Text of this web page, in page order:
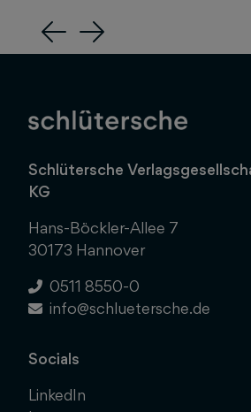
Previous
Next
Schlütersche
KG
Hans-Böckler-Allee 7
30173 Hannover
0511 8550-0
info@schluetersche.de
Socials
LinkedIn